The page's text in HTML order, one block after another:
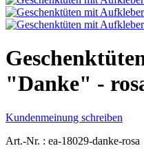
"Danke" -
Kundenmeinung schreiben
Art.-Nr. : ea-18029-danke-rosa